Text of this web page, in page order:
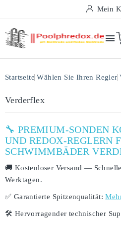
Mein

Startseite Wählen Sie Ihren Regler
Verderflex
🔧 PREMIUM-SONDEN
UND REDOX-REGLERN
SCHWIMMBÄDER
🚚 Kostenloser Versand —
Werktagen.
✅ Garantierte Spitzenqualität:
🛠️ Hervorragender technischer